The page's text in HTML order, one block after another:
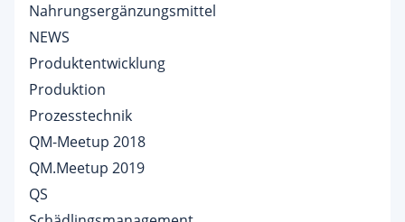
Nahrungsergänzungsmittel
NEWS
Produktentwicklung
Produktion
Prozesstechnik
QM-Meetup 2018
QM.Meetup 2019
QS